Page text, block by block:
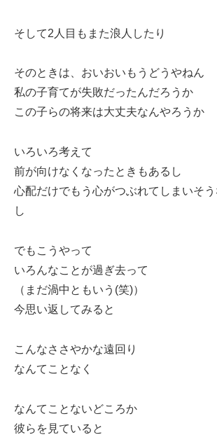
そして2人目もまた浪人したり
そのときは、おいおいもうどうやねん
私の子育てが失敗だったんだろうか
この子らの将来は大丈夫なんやろうか
いろいろ考えて
前が向けなくなったときもあるし
心配だけでもう心がつぶれてしまいそ
し
でもこうやって
いろんなことが過ぎ去って
（まだ渦中ともいう(笑)）
今思い返してみると
こんなささやかな遠回り
なんてことなく
なんてことないどころか
彼らを見ていると